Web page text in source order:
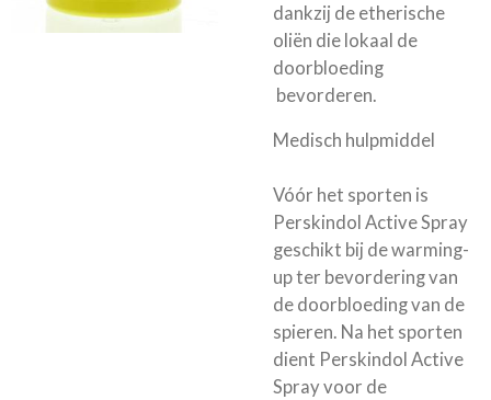
dankzij de etherische
oliën die lokaal de
doorbloeding
bevorderen.
Medisch hulpmiddel
Vóór het sporten is
Perskindol Active Spray
geschikt bij de warming-
up ter bevordering van
de doorbloeding van de
spieren. Na het sporten
dient Perskindol Active
Spray voor de